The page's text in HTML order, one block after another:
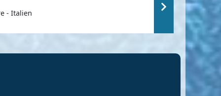
- Italien